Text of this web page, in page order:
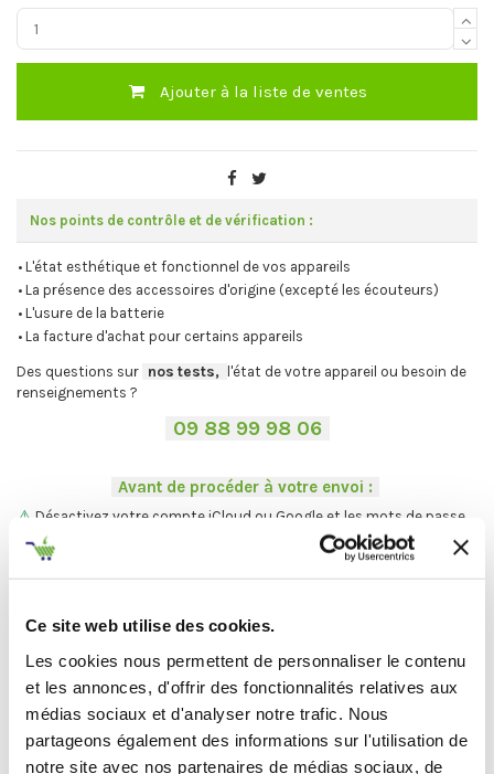
Ce site web utilise des cookies.
Les cookies nous permettent de personnaliser le contenu
et les annonces, d'offrir des fonctionnalités relatives aux
médias sociaux et d'analyser notre trafic. Nous
partageons également des informations sur l'utilisation de
notre site avec nos partenaires de médias sociaux, de
Ajouter à la liste de ventes
Nos points de contrôle et de vérification :
• L'état esthétique et fonctionnel de vos appareils
• La présence des accessoires d'origine (excepté les écouteurs)
• L'usure de la batterie
• La facture d'achat pour certains appareils
Des questions sur nos tests, l'état de votre appareil ou besoin de
renseignements ?
09 88 99 98 06-
Avant de procéder à votre envoi :-
⚠ Désactivez votre compte iCloud ou Google et les mots de passe.
C'est par ici
Et maintenant... ♫